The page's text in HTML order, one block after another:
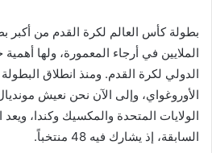
بطولة كأس العالم لكرة القدم من أكبر
الملايين في أرجاء المعمورة، ولها
الولايات المتحدة والمكسيك وكندا، ويعد
السابقة، إذ يشارك فيه 48 منتخباً.